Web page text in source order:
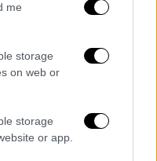
me
storage
on web or
storage
or app.
είναι η πρώτη
διαφορετικής
Έτσι, η έκθεση
του έργου
των
προεκτάσεών